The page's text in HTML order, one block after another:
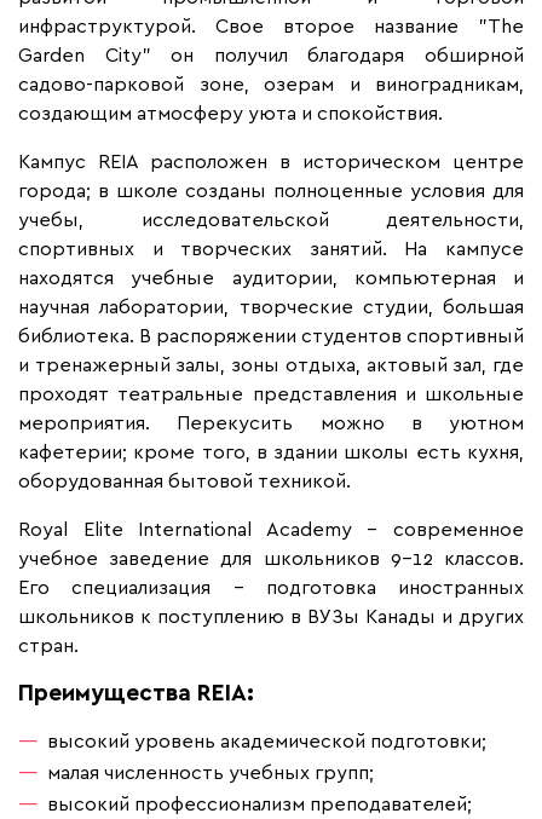
инфраструктурой. Свое второе название "The
Garden City" он получил благодаря обширной
садово-парковой зоне, озерам и виноградникам,
создающим атмосферу уюта и спокойствия.
Кампус REIA расположен в историческом центре
города; в школе созданы полноценные условия для
учебы, исследовательской деятельности,
спортивных и творческих занятий. На кампусе
находятся учебные аудитории, компьютерная и
научная лаборатории, творческие студии, большая
библиотека. В распоряжении студентов спортивный
и тренажерный залы, зоны отдыха, актовый зал, где
проходят театральные представления и школьные
мероприятия. Перекусить можно в уютном
кафетерии; кроме того, в здании школы есть кухня,
оборудованная бытовой техникой.
Royal Elite International Academy – современное
учебное заведение для школьников 9-12 классов.
Его специализация – подготовка иностранных
школьников к поступлению в ВУЗы Канады и других
стран.
Преимущества REIA:
высокий уровень академической подготовки;
малая численность учебных групп;
высокий профессионализм преподавателей;